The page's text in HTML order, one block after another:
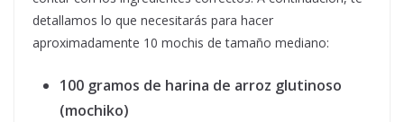
detallamos lo que necesitarás para hacer
aproximadamente 10 mochis de tamaño mediano:
100 gramos de harina de arroz glutinoso
(mochiko)